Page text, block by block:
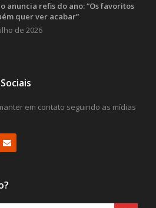
anuncia refis do ano: “Os favoritos
quer ver acabar”
de 2026
em contato seguindo as mídias